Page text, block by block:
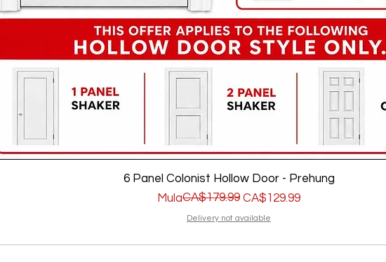
6 Panel Colonist Hollow Door - Prehung
Mula
Regular na Presyo
CA$179.99 CA$129.99
Sale Price
Delivery not available